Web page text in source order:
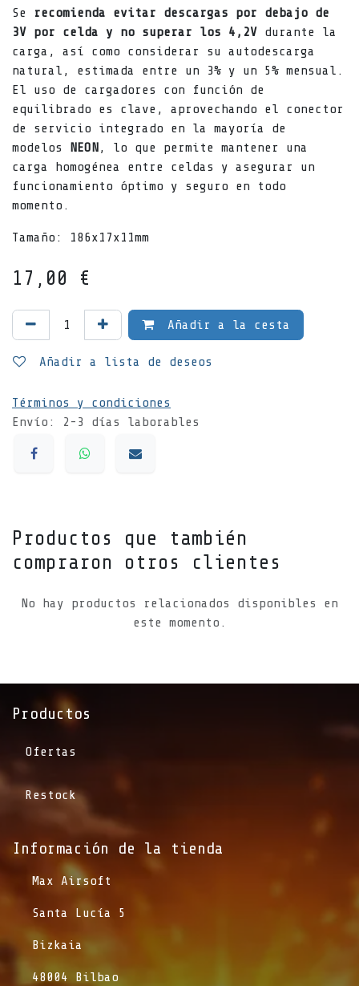
Se
recomienda evitar descargas por debajo de
3V por celda y no superar los 4,2V durante la
carga, así como considerar su autodescarga
natural, estimada entre un 3% y un 5% mensual.
El uso de cargadores con función de
equilibrado es clave, aprovechando el conector
de servicio integrado en la mayoría de
modelos
NEON, lo que permite mantener una
carga homogénea entre celdas y asegurar un
funcionamiento óptimo y seguro en todo
momento.
Tamaño: 186x17x11mm
17,00 €
Añadir a la cesta
Añadir a lista de deseos
Términos y condiciones
Envío: 2-3 días laborables
Productos que también
compraron otros clientes
No hay productos relacionados disponibles en
este momento.
Productos
Ofertas
Restock
Información de la tienda​
​Max Airsoft
​Santa Lucía 5
​Bizkaia
​48004 Bilbao